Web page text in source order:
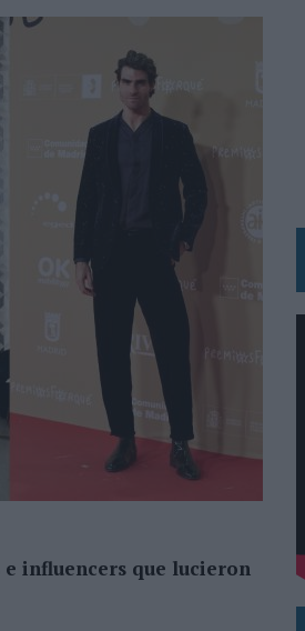
DISPOSITIVO MÁS UTILIZADO
Y SOLERO
CULTURALES Y ECONÓMICOS
LOS MEDIOS
SON DOS CARAS DE LA MISMA
influencers que lucieron